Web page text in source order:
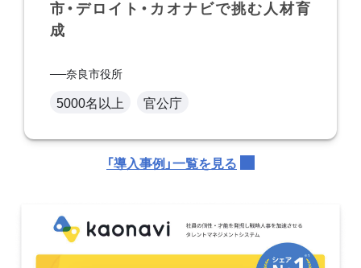
市・デロイト・カオナビで挑む人材育
成
奈良市役所
5000名以上 官公庁
「導入事例」一覧を見る